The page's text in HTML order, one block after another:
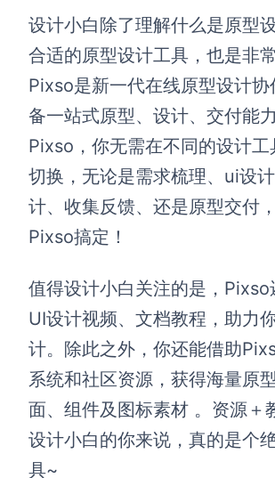
设计小白除了理解什么是原型
合适的原型设计工具，也是非常
Pixso是新一代在线原型设计
备一站式原型、设计、交付能
Pixso，你无需在不同的设计工
切换，无论是需求梳理、ui设
计、收集反馈、还是原型交付
Pixso搞定！
值得设计小白关注的是，Pixso
UI设计视频、文档教程，助力
计。除此之外，你还能借助
系统和社区资源，获得海量原
面、组件及图标素材 。资源＋
设计小白的你来说，真的是个
具~